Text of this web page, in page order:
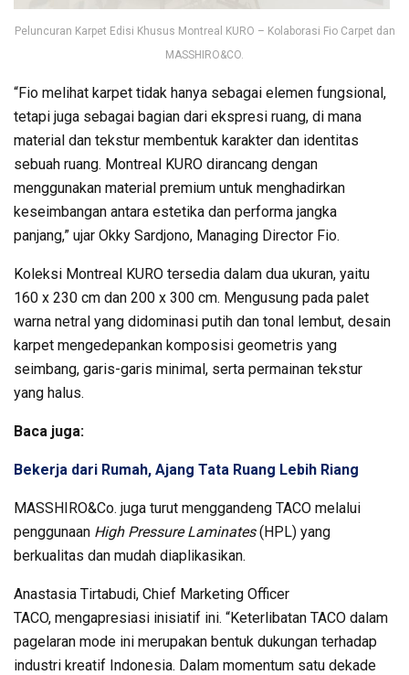
Peluncuran Karpet Edisi Khusus Montreal KURO – Kolaborasi Fio Carpet dan
MASSHIRO&CO.
“Fio melihat karpet tidak hanya sebagai elemen fungsional,
tetapi juga sebagai bagian dari ekspresi ruang, di mana
material dan tekstur membentuk karakter dan identitas
sebuah ruang. Montreal KURO dirancang dengan
menggunakan material premium untuk menghadirkan
keseimbangan antara estetika dan performa jangka
panjang,” ujar Okky Sardjono, Managing Director Fio.
Koleksi Montreal KURO tersedia dalam dua ukuran, yaitu
160 x 230 cm dan 200 x 300 cm. Mengusung pada palet
warna netral yang didominasi putih dan tonal lembut, desain
karpet mengedepankan komposisi geometris yang
seimbang, garis-garis minimal, serta permainan tekstur
yang halus.
Baca juga:
Bekerja dari Rumah, Ajang Tata Ruang Lebih Riang
MASSHIRO&Co. juga turut menggandeng TACO melalui
penggunaan High Pressure Laminates(HPL) yang
berkualitas dan mudah diaplikasikan.
Anastasia Tirtabudi, Chief Marketing Officer
TACO, mengapresiasi inisiatif ini. “Keterlibatan TACO dalam
pagelaran mode ini merupakan bentuk dukungan terhadap
industri kreatif Indonesia. Dalam momentum satu dekade